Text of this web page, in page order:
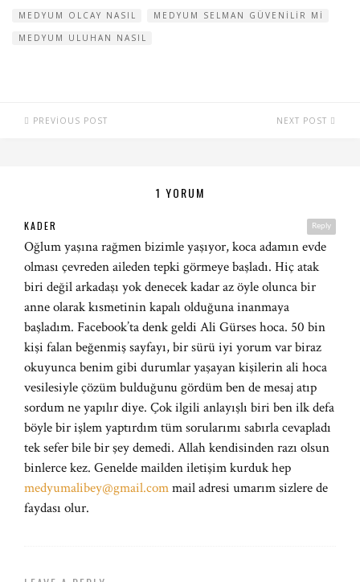
MEDYUM OLCAY NASIL
MEDYUM SELMAN GÜVENILIR MI
MEDYUM ULUHAN NASIL
PREVIOUS POST NEXT POST
1 YORUM
Reply
KADER
Oğlum yaşına rağmen bizimle yaşıyor, koca adamın evde
olması çevreden aileden tepki görmeye başladı. Hiç atak
biri değil arkadaşı yok denecek kadar az öyle olunca bir
anne olarak kısmetinin kapalı olduğuna inanmaya
başladım. Facebook’ta denk geldi Ali Gürses hoca. 50 bin
kişi falan beğenmiş sayfayı, bir sürü iyi yorum var biraz
okuyunca benim gibi durumlar yaşayan kişilerin ali hoca
vesilesiyle çözüm bulduğunu gördüm ben de mesaj atıp
sordum ne yapılır diye. Çok ilgili anlayışlı biri ben ilk defa
böyle bir işlem yaptırdım tüm sorularımı sabırla cevapladı
tek sefer bile bir şey demedi. Allah kendisinden razı olsun
binlerce kez. Genelde mailden iletişim kurduk hep
medyumalibey@gmail.commail adresi umarım sizlere de
faydası olur.